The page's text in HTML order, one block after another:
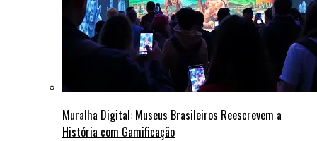
Muralha Digital: Museus Brasileiros Reescrevem a
História com Gamificação